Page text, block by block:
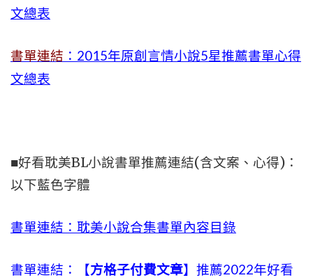
文總表
書單連結 ：2015年原創言情小說5星推薦書單心得
文總表
■好看耽美BL小說書單推薦連結(含文案、心得)：
以下藍色字體
書單連結：耽美小說合集書單內容目錄
書單連結：【方格子付費文章】推薦2022年好看